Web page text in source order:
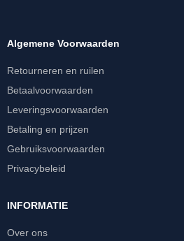
Algemene Voorwaarden
Retourneren en ruilen
Betaalvoorwaarden
Leveringsvoorwaarden
Betaling en prijzen
Gebruiksvoorwaarden
Privacybeleid
INFORMATIE
Over ons